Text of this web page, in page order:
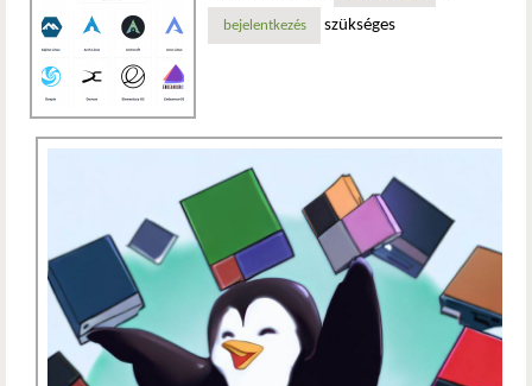
bejelentkezés szükséges